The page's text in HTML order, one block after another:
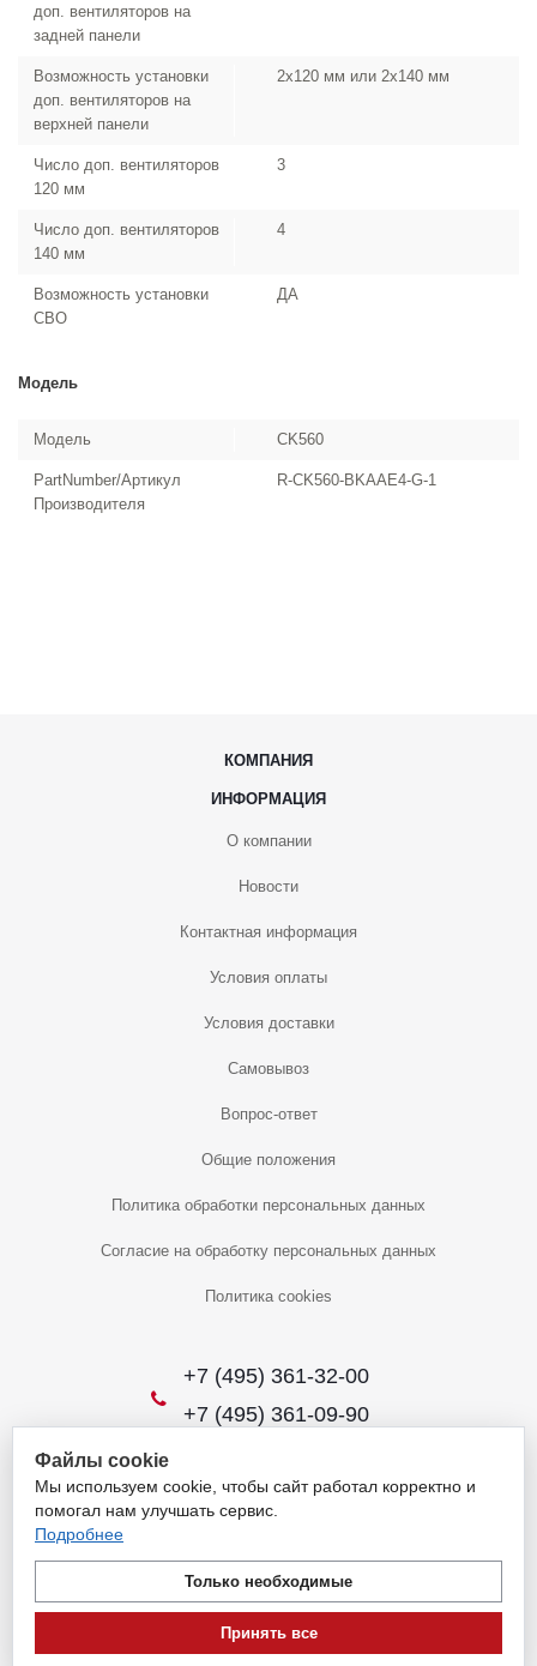
доп. вентиляторов на
задней панели
Возможность установки
доп. вентиляторов на
верхней панели
2x120 мм или 2x140 мм
Число доп. вентиляторов
120 мм
3
Число доп. вентиляторов
140 мм
4
Возможность установки
СВО
ДА
Модель
Модель CK560
PartNumber/Артикул
Производителя
R-CK560-BKAAE4-G-1
КОМПАНИЯ
ИНФОРМАЦИЯ
О компании
Новости
Контактная информация
Условия оплаты
Условия доставки
Самовывоз
Вопрос-ответ
Общие положения
Политика обработки персональных данных
Согласие на обработку персональных данных
Политика cookies
+7 (495) 361-32-00
+7 (495) 361-09-90
2026 © Уникальный интернет-магазин
Обращаем ваше внимание на то, что данный интернет-сайт носит
не является публичной офертой, определяемой положениями
пункта 1 статьи 437 Гражданского кодекса Российской Федерации.
Для получения подробной информации о наличии и стоимости
указанных товаров и (или) услуг, пожалуйста, обращайтесь на
Файлы cookie
Мы используем cookie, чтобы сайт работал корректно и
помогал нам улучшать сервис.
Подробнее
Только необходимые
Принять все